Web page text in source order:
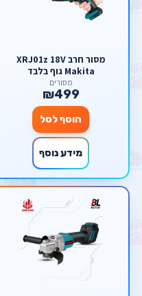
מסור חרב XRJ01z 18V
Makita גוף בלבד
מסורים
₪499
הוסף לסל
מידע נוסף